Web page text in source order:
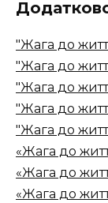
"Жага до
"Жага до
"Жага до
"Жага до
"Жага до
«Жага до
«Жага до
«Жага до